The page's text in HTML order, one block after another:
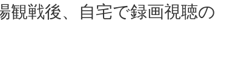
戦後、自宅で録画視聴の